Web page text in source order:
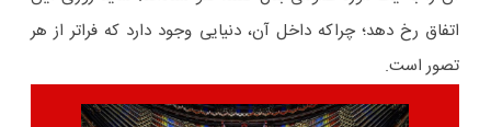
اتفاق رخ دهد؛ چراکه داخل آن، دنیایی وجود دارد که فراتر از هر
تصور است.